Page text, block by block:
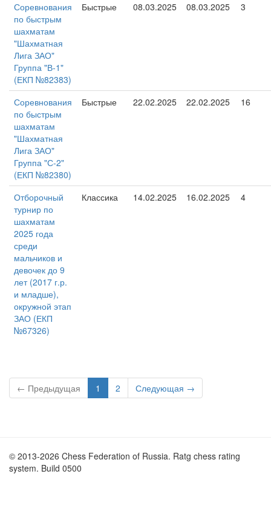
Соревнования
по быстрым
шахматам
"Шахматная
Лига ЗАО"
Группа "В-1"
(ЕКП №82383)
Быстрые 08.03.2025 08.03.2025 3
Соревнования
по быстрым
шахматам
"Шахматная
Лига ЗАО"
Группа "С-2"
(ЕКП №82380)
Быстрые 22.02.2025 22.02.2025 16
Отборочный
турнир по
шахматам
2025 года
среди
мальчиков и
девочек до 9
лет (2017 г.р.
и младше),
окружной этап
ЗАО (ЕКП
№67326)
Классика 14.02.2025 16.02.2025 4
← Предыдущая 1 2 Следующая →
© 2013-2026 Chess Federation of Russia. Ratg chess rating
system. Build 0500